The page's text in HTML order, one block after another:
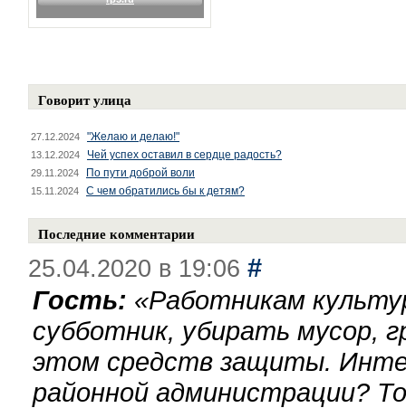
Говорит улица
27.12.2024 "Желаю и делаю!"
13.12.2024 Чей успех оставил в сердце радость?
29.11.2024 По пути доброй воли
15.11.2024 С чем обратились бы к детям?
Последние комментарии
25.04.2020 в 19:06 #
Гость: «Работникам
субботник, убирать мусор,
этом средств защиты.
районной администрации?